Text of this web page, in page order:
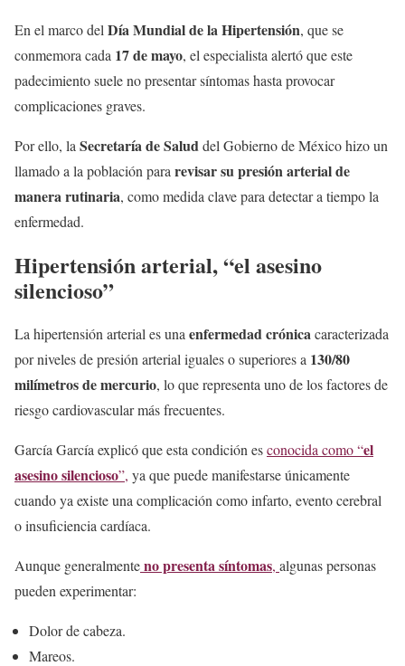
En el marco del Día Mundial de la Hipertensión, que se
conmemora cada 17 de mayo, el especialista alertó que este
padecimiento suele no presentar síntomas hasta provocar
complicaciones graves.
Por ello, la Secretaría de Saluddel Gobierno de México hizo un
llamado a la población para revisar su presión arterial de
manera rutinaria, como medida clave para detectar a tiempo la
enfermedad.
Hipertensión arterial, “el asesino
silencioso”
La hipertensión arterial es una enfermedad crónica caracterizada
por niveles de presión arterial iguales o superiores a 130/80
milímetros de mercurio, lo que representa uno de los factores de
riesgo cardiovascular más frecuentes.
García García explicó que esta condición esconocida como “el
asesino silencioso”, ya que puede manifestarse únicamente
cuando ya existe una complicación como infarto, evento cerebral
o insuficiencia cardíaca.
Aunque generalmenteno presenta síntomas, algunas personas
pueden experimentar:
Dolor de cabeza.
Mareos.